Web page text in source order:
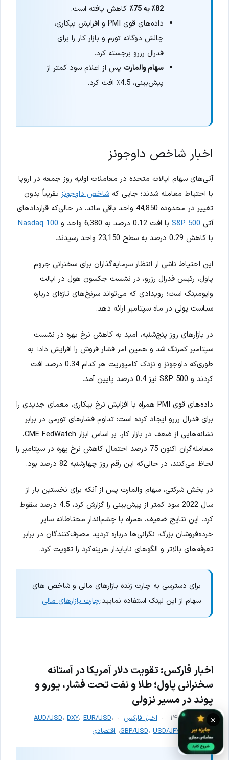
82٪ به 75٪
کاهش یافته است.
داده‌های قوی PMI و افزایش بیکاری،
چالش دوگانه تورم و بازار کار را برای
فدرال رزرو برجسته کرد.
سهام والمارت پس از اعلام سود کمتر از
پیش‌بینی، 4.5٪ افت کرد.
اخبار شاخص داوجونز
آتی‌های سهام ایالات متحده در معاملات اولیه روز جمعه در اروپا
با احتیاط معامله شدند؛ جایی که شاخص داوجونز تقریباً بدون
تغییر در محدوده 44,850 واحد باقی ماند، در حالی‌که قراردادهای
آتی S&P 500 با افت 0.12 درصد به 6,380 واحد و
Nasdaq 100
با کاهش 0.29 درصد به سطح 23,150 واحد رسیدند.
این احتیاط ناشی از انتظار سرمایه‌گذاران برای سخنرانی جروم
پاول، رئیس فدرال رزرو، در نشست جکسون هول در ایالت
وایومینگ است؛ رویدادی که می‌تواند سرنخ‌های تازه‌ای درباره
سیاست پولی در ماه سپتامبر ارائه دهد.
در بازارهای روز پنج‌شنبه، امید به کاهش نرخ بهره در نشست
سپتامبر کمرنگ شد و همین امر فشار فروش را افزایش داد؛ به
طوری‌که داوجونز و نزدک کامپوزیت هر کدام 0.34 درصد افت
کردند و S&P 500 نیز 0.4 درصد پایین آمد.
داده‌های قوی PMI همراه با افزایش نرخ بیکاری، معمای جدیدی را
برای فدرال رزرو ایجاد کرده است: تداوم فشارهای تورمی در برابر
نشانه‌هایی از ضعف در بازار کار. بر اساس ابزار CME FedWatch،
معامله‌گران اکنون 75 درصد احتمال کاهش نرخ بهره در سپتامبر را
لحاظ می‌کنند، در حالی‌که این رقم روز چهارشنبه 82 درصد بود.
در بخش شرکتی، سهام والمارت پس از آنکه برای نخستین بار از
سال 2022 سود کمتر از پیش‌بینی را گزارش کرد، 4.5 درصد سقوط
کرد. این نتایج ضعیف، همراه با چشم‌انداز محتاطانه سایر
خرده‌فروشان بزرگ، نگرانی‌ها درباره تردید مصرف‌کنندگان در برابر
تعرفه‌های بالاتر و الگوهای ناپایدار هزینه‌کرد را تقویت کرد.
برای دسترسی به چارت زنده بازارهای مالی و شاخص های
سهام از این لینک استفاده نمایید:چارت بازارهای مالی
اخبار فارکس: تقویت دلار آمریکا در آستانه
سخنرانی پاول؛ طلا و نفت تحت فشار، یورو و
پوند در مسیر نزولی
۳۰ مرداد ۱۴۰۴ اخبار فارکس AUD/USD، DXY، EUR/USD،
GBP/USD، USD/JPY XAU/USD ، اقتصادی
×